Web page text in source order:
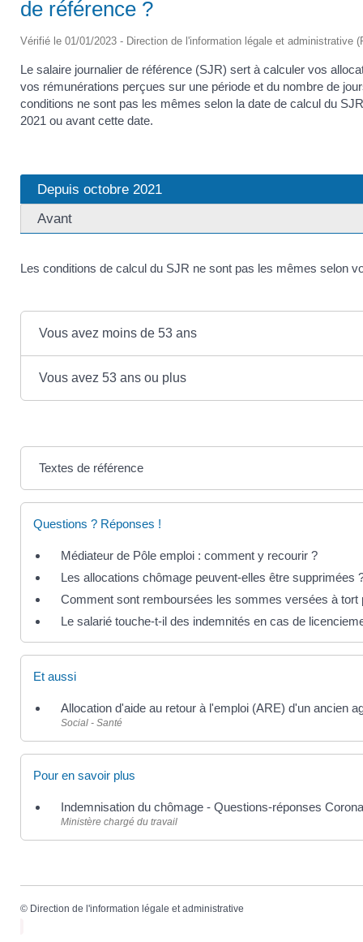
de référence ?
Vérifié le 01/01/2023 - Direction de l'information légale et administrative
Le salaire journalier de référence (SJR) sert à calculer vos
vos rémunérations perçues sur une période et du nombre de
conditions ne sont pas les mêmes selon la date de calcul du
2021 ou avant cette date.
Depuis octobre 2021
Avant
Les conditions de calcul du SJR ne sont pas les mêmes selon
Vous avez moins de 53 ans
Vous avez 53 ans ou plus
Textes de référence
Questions ? Réponses !
Médiateur de Pôle emploi : comment y recourir ?
Les allocations chômage peuvent-elles être supprimées
Comment sont remboursées les sommes versées à tort
Le salarié touche-t-il des indemnités en cas de
Et aussi
Allocation d'aide au retour à l'emploi (ARE) d'un ancien
Social - Santé
Pour en savoir plus
Indemnisation du chômage - Questions-réponses
Ministère chargé du travail
© Direction de l'information légale et administrative